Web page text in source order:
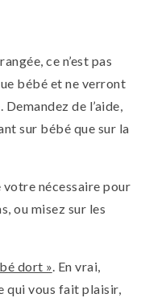
ce n’est pas
bébé et ne verront
de l’aide,
sur bébé que sur la
votre nécessaire pour
ou misez sur les
dort ». En vrai,
qui vous fait plaisir,